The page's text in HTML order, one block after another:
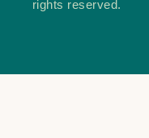
rights reserved.